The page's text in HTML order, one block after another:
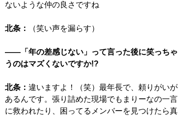
ないような仲の良さですね
北条： （笑い声を漏らす）
――「年の差感じない」って言った後に笑っちゃ
うのはマズくないですか!?
北条： 違いますよ！（笑）最年長で、頼りがいが
あるんです。張り詰めた現場でもまりーなの一言
に救われたり、困ってるメンバーを見つけたら真